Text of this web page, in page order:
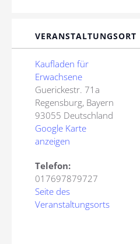
VERANSTALTUNGSORT
Kaufladen für
Erwachsene
Guerickestr. 71a
Regensburg, Bayern
93055 Deutschland
Google Karte
anzeigen
Telefon:
017697879727
Seite des
Veranstaltungsorts